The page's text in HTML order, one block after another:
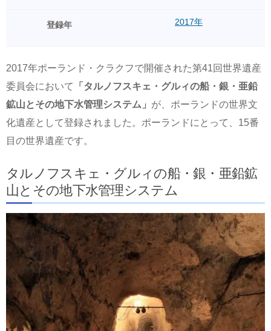
登録年 2017年
2017年ポーランド・クラクフで開催された第41回世界遺産
委員会において
「タルノフスキェ・グルィの船・銀・亜鉛
鉱山とその地下水管理システム」 が、ポーランドの世界文
化遺産として登録されました。ポーランドにとって、15番
目の世界遺産です。
タルノフスキェ・グルィの船・銀・亜鉛鉱
山とその地下水管理システム